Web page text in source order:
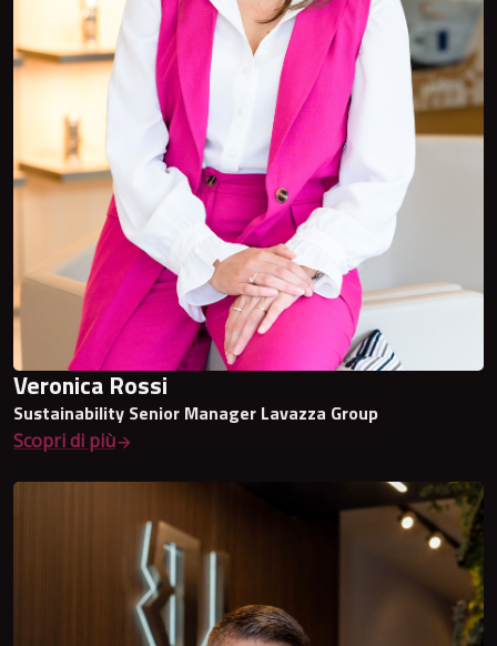
Veronica Rossi
Sustainability Senior Manager Lavazza Group
Scopri di più